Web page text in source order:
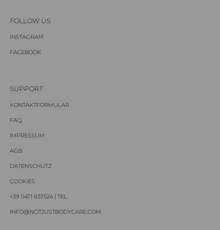
FOLLOW US
INSTAGRAM
FACEBOOK
SUPPORT
KONTAKTFORMULAR
FAQ
IMPRESSUM
AGB
DATENSCHUTZ
COOKIES
+39 0471 637524 | TEL
INFO@NOTJUSTBODYCARE.COM